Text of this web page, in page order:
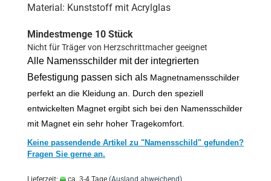
Material: Kunststoff mit Acrylglas
Mindestmenge 10 Stück
Nicht für Träger von Herzschrittmacher geeignet
Alle Namensschilder mit der integrierten
Befestigung passen sich als Magnetnamensschilder
perfekt an die Kleidung an. Durch den speziell
entwickelten Magnet ergibt sich bei den Namensschilder
mit Magnet ein sehr hoher Tragekomfort.
Keine passendende Artikel zu "Namensschild" gefunden?
Fragen Sie gerne an.
Lieferzeit: ca. 3-4 Tage (Ausland abweichend)